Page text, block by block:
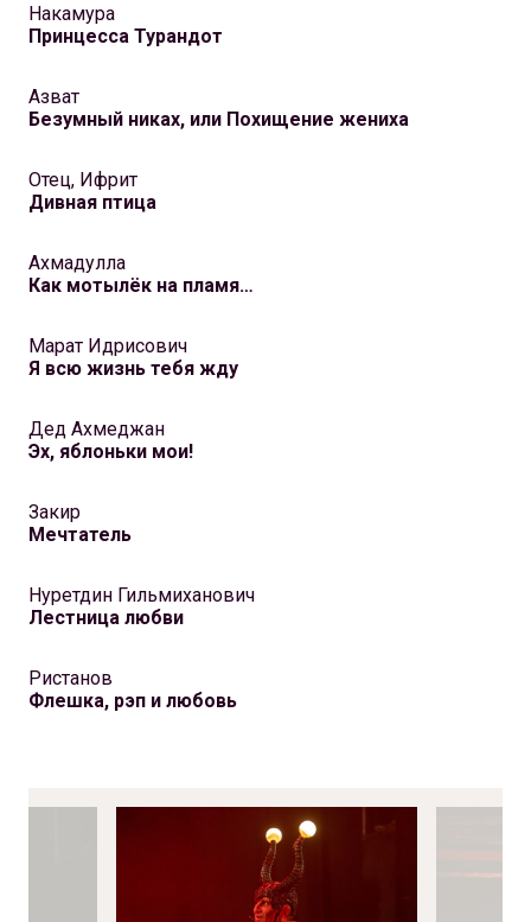
Накамура
Принцесса Турандот
Азват
Безумный никах, или Похищение жениха
Отец, Ифрит
Дивная птица
Ахмадулла
Как мотылёк на пламя…
Марат Идрисович
Я всю жизнь тебя жду
Дед Ахмеджан
Эх, яблоньки мои!
Закир
Мечтатель
Нуретдин Гильмиханович
Лестница любви
Ристанов
Флешка, рэп и любовь